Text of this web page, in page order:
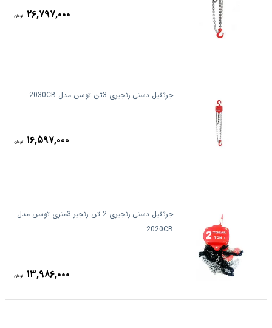
۲۶,۷۹۷,۰۰۰ تومان
جرثقیل دستی-زنجیری 3تن توسن مدل 2030CB
۱۶,۵۹۷,۰۰۰ تومان
جرثقیل دستی-زنجیری 2 تن زنجیر 3متری توسن مدل
2020CB
۱۳,۹۸۶,۰۰۰ تومان